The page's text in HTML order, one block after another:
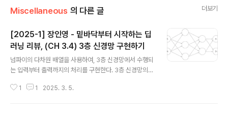
Miscellaneous 의 다른 글 더보기
[2025-1] 장인영 - 밑바닥부터 시작하는 딥
러닝 리뷰, (CH 3.4) 3층 신경망 구현하기
넘파이의 다차원 배열을 사용하여, 3층 신경망에서 수행되
는 입력부터 출력까지의 처리를 구현한다. 3층 신경망의
개, 출력층은 2개의 뉴런으로 구성되어 있다. 3.4.1. 표기
1 1 2025. 3. 5.